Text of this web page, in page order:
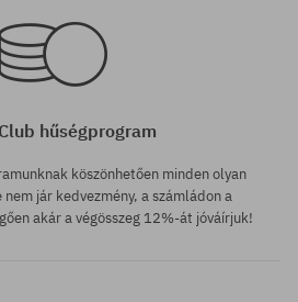
L
hűségprogram
köszönhetően minden olyan
jár kedvezmény, a számládon a
akár a végösszeg 12%-át jóváírjuk!